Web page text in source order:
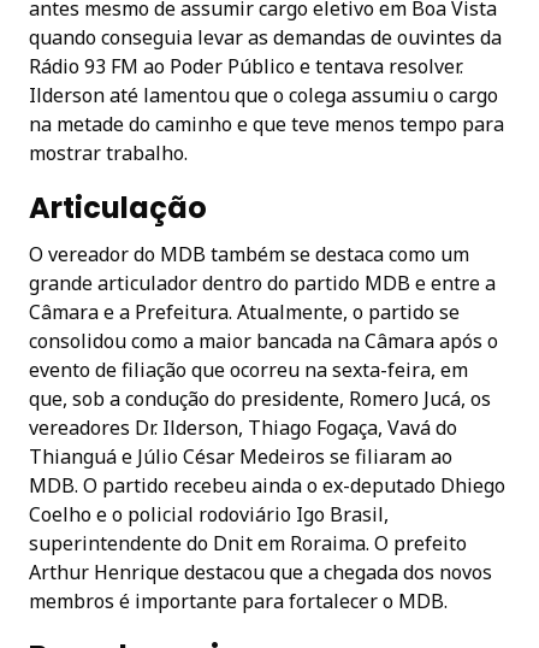
antes mesmo de assumir cargo eletivo em Boa Vista
quando conseguia levar as demandas de ouvintes da
Rádio 93 FM ao Poder Público e tentava resolver.
Ilderson até lamentou que o colega assumiu o cargo
na metade do caminho e que teve menos tempo para
mostrar trabalho.
Articulação
O vereador do MDB também se destaca como um
grande articulador dentro do partido MDB e entre a
Câmara e a Prefeitura. Atualmente, o partido se
consolidou como a maior bancada na Câmara após o
evento de filiação que ocorreu na sexta-feira, em
que, sob a condução do presidente, Romero Jucá, os
vereadores Dr. Ilderson, Thiago Fogaça, Vavá do
Thianguá e Júlio César Medeiros se filiaram ao
MDB. O partido recebeu ainda o ex-deputado Dhiego
Coelho e o policial rodoviário Igo Brasil,
superintendente do Dnit em Roraima. O prefeito
Arthur Henrique destacou que a chegada dos novos
membros é importante para fortalecer o MDB.